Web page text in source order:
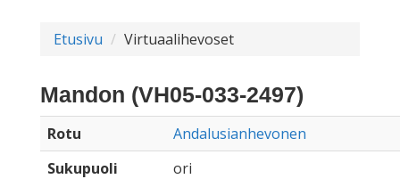
Etusivu Virtuaalihevoset
Mandon (VH05-033-2497)
Rotu
Andalusianhevonen
Sukupuoli
ori